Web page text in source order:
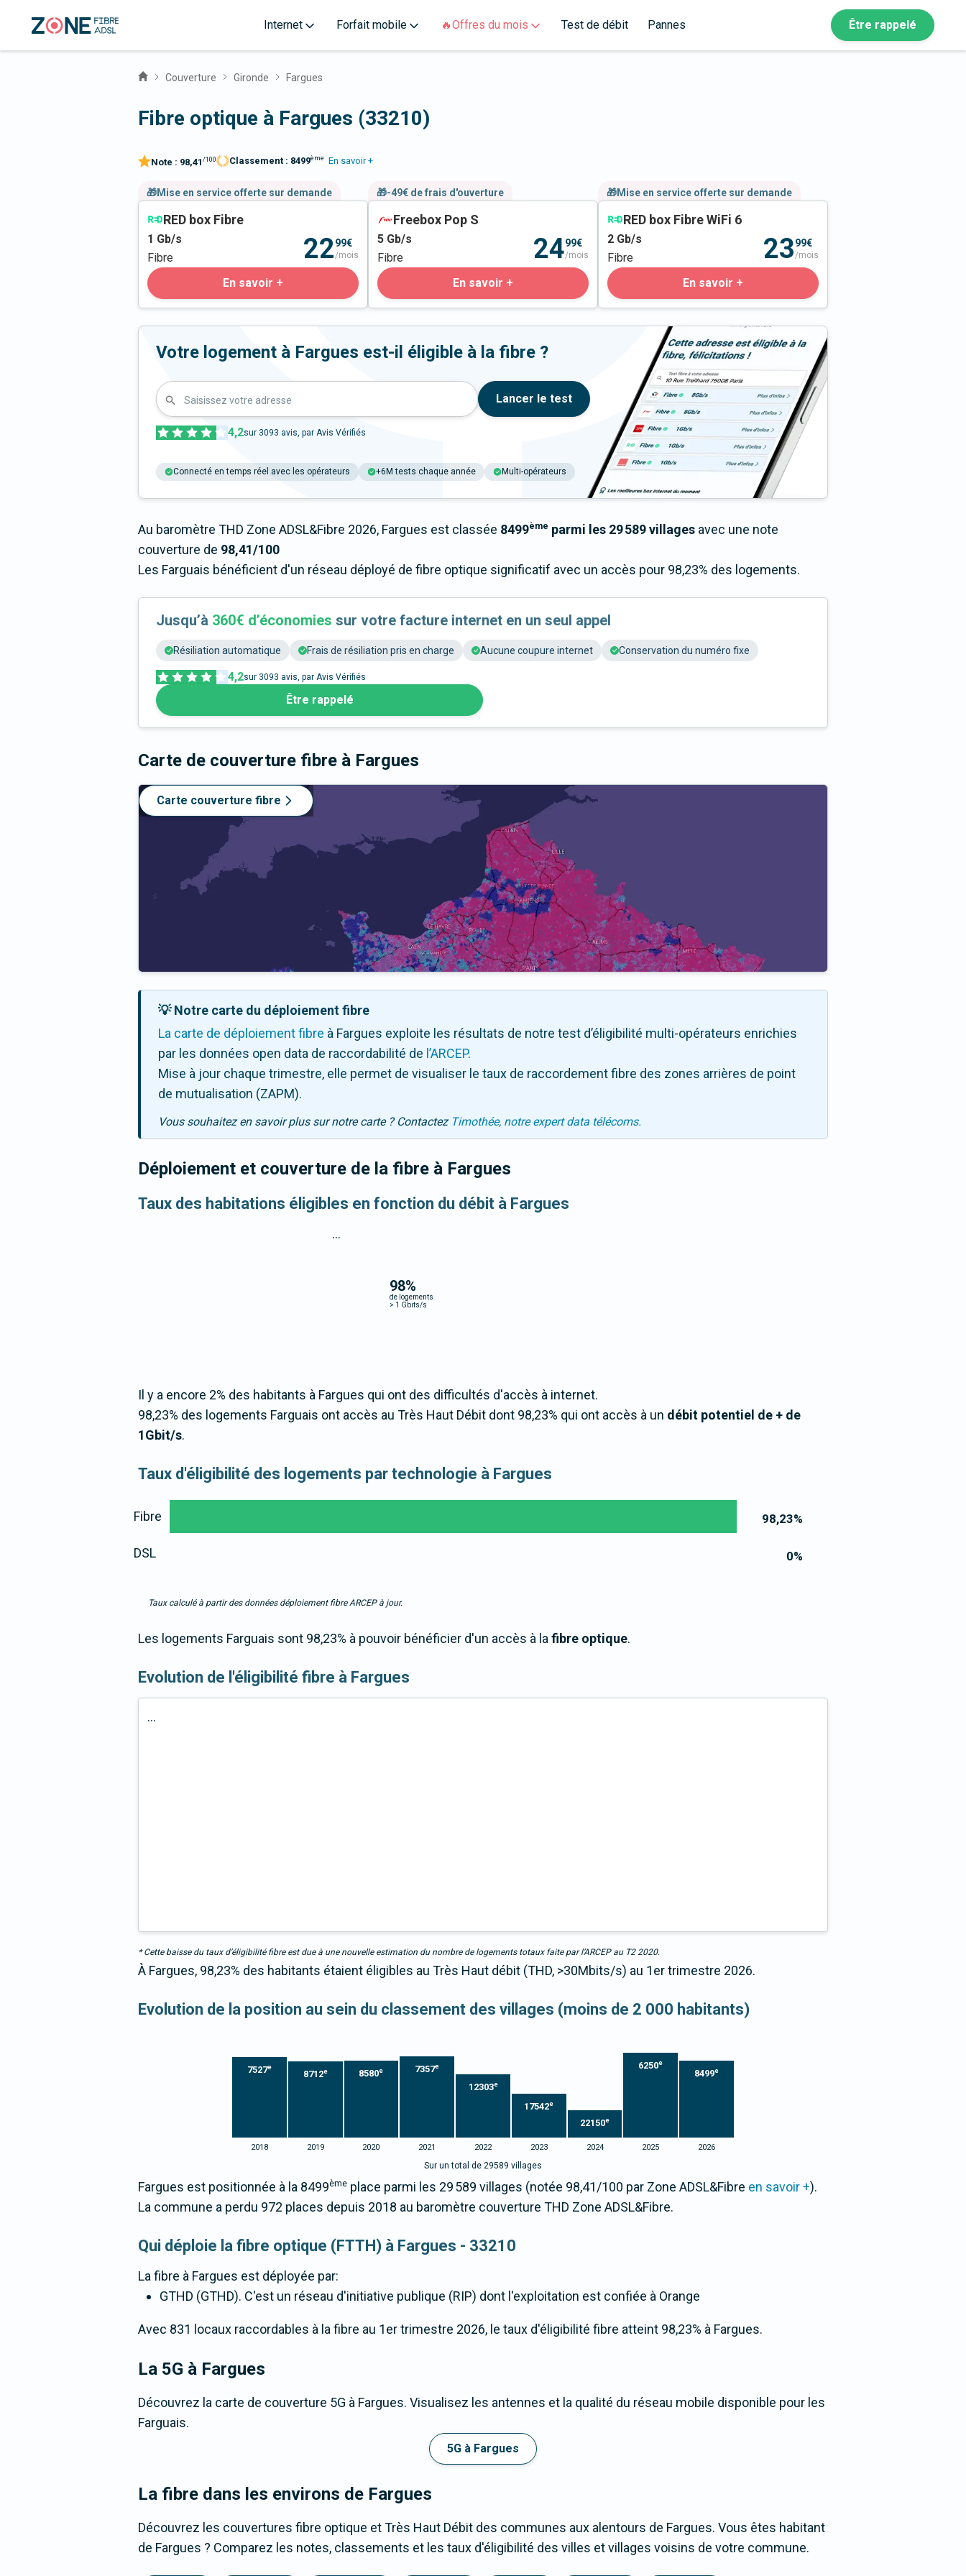
Internet Forfait mobile 🔥Offres du mois Test de débit Pannes Être rappelé
Couverture Gironde Fargues
Fibre optique à Fargues (33210)
Note : 98,41 /100 Classement : 8499ème En savoir +
🎁Mise en service offerte sur demande
RED box Fibre
1 Gb/s
Fibre
2299€
/mois
En savoir +
🎁-49€ de frais d'ouverture
Freebox Pop S
5 Gb/s
Fibre
2499€
/mois
En savoir +
🎁Mise en service offerte sur demande
RED box Fibre WiFi 6
2 Gb/s
Fibre
2399€
/mois
En savoir +
Votre logement à Fargues est-il éligible à la fibre ?
Saisissez votre adresse Lancer le test
4,2sur 3093 avis, par Avis Vérifiés
Connecté en temps réel avec les opérateurs +6M tests chaque année Multi-opérateurs
Au baromètre THD Zone ADSL&Fibre 2026, Fargues est classée 8499ème parmi les 29 589 villages avec une note
couverture de 98,41/100
Les Farguais bénéficient d'un réseau déployé de fibre optique significatif avec un accès pour 98,23% des logements.
Jusqu’à 360€ d’économies sur votre facture internet en un seul appel
Résiliation automatique Frais de résiliation pris en charge Aucune coupure internet Conservation du numéro fixe
4,2sur 3093 avis, par Avis Vérifiés
Être rappelé
Carte de couverture fibre à Fargues
Carte couverture fibre
💡 Notre carte du déploiement fibre
La carte de déploiement fibre à Fargues exploite les résultats de notre test d’éligibilité multi-opérateurs enrichies
par les données open data de raccordabilité de l’ARCEP.
Mise à jour chaque trimestre, elle permet de visualiser le taux de raccordement fibre des zones arrières de point
de mutualisation (ZAPM).
Vous souhaitez en savoir plus sur notre carte ? Contactez Timothée, notre expert data télécoms.
Déploiement et couverture de la fibre à Fargues
Taux des habitations éligibles en fonction du débit à Fargues
98%
de logements
> 1 Gbits/s
...
Il y a encore 2% des habitants à Fargues qui ont des difficultés d'accès à internet.
98,23% des logements Farguais ont accès au Très Haut Débit dont 98,23% qui ont accès à un débit potentiel de + de
1Gbit/s.
Taux d'éligibilité des logements par technologie à Fargues
98,23%
0%
Fibre
DSL
Taux calculé à partir des données déploiement fibre ARCEP à jour.
Les logements Farguais sont 98,23% à pouvoir bénéficier d'un accès à lafibre optique.
Evolution de l'éligibilité fibre à Fargues
...
* Cette baisse du taux d’éligibilité fibre est due à une nouvelle estimation du nombre de logements totaux faite par l’ARCEP au T2 2020.
À Fargues, 98,23% des habitants étaient éligibles au Très Haut débit (THD, >30Mbits/s) au 1er trimestre 2026.
Evolution de la position au sein du classement des villages (moins de 2 000 habitants)
7527e
8712e 8580e 7357e
12303e
17542e
22150e
6250e
8499e
2018 2019 2020 2021 2022 2023 2024 2025 2026
Sur un total de 29589 villages
Fargues est positionnée à la 8499ème place parmi les 29 589 villages (notée 98,41/100 par Zone ADSL&Fibre en savoir +).
La commune a perdu 972 places depuis 2018 au baromètre couverture THD Zone ADSL&Fibre.
Qui déploie la fibre optique (FTTH) à Fargues - 33210
La fibre à Fargues est déployée par:
GTHD (GTHD). C'est un réseau d'initiative publique (RIP) dont l'exploitation est confiée à Orange
Avec 831 locaux raccordables à la fibre au 1er trimestre 2026, le taux d'éligibilité fibre atteint 98,23% à Fargues.
La 5G à Fargues
Découvrez la carte de couverture 5G à Fargues. Visualisez les antennes et la qualité du réseau mobile disponible pour les
Farguais.
5G à Fargues
La fibre dans les environs de Fargues
Découvrez les couvertures fibre optique et Très Haut Débit des communes aux alentours de Fargues. Vous êtes habitant
de Fargues ? Comparez les notes, classements et les taux d'éligibilité des villes et villages voisins de votre commune.